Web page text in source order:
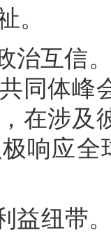
。
治互信
同体峰
在涉及
响应
益纽带